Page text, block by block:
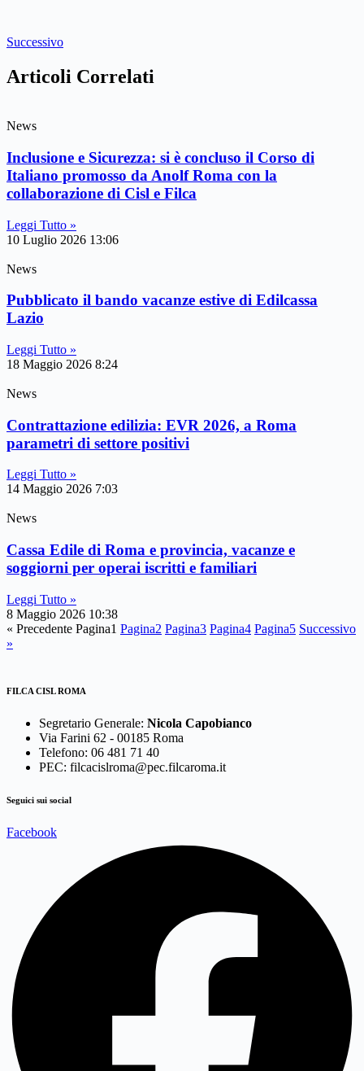
Successivo
Articoli Correlati
News
Inclusione e Sicurezza: si è concluso il Corso di
Italiano promosso da Anolf Roma con la
collaborazione di Cisl e Filca
Leggi Tutto »
10 Luglio 2026 13:06
News
Pubblicato il bando vacanze estive di Edilcassa
Lazio
Leggi Tutto »
18 Maggio 2026 8:24
News
Contrattazione edilizia: EVR 2026, a Roma
parametri di settore positivi
Leggi Tutto »
14 Maggio 2026 7:03
News
Cassa Edile di Roma e provincia, vacanze e
soggiorni per operai iscritti e familiari
Leggi Tutto »
8 Maggio 2026 10:38
« Precedente Pagina1 Pagina2 Pagina3 Pagina4 Pagina5 Successivo
»
FILCA CISL ROMA
Segretario Generale: Nicola Capobianco
Via Farini 62 - 00185 Roma
Telefono: 06 481 71 40
PEC: filcacislroma@pec.filcaroma.it
Seguici sui social
Facebook